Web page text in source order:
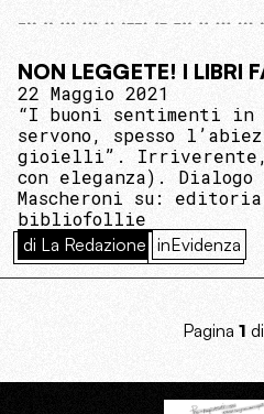
NON LEGGETE! I LIBRI
22 Maggio 2021
“I buoni sentimenti
servono, spesso
gioielli”. Irriverente,
con eleganza).
Mascheroni su:
bibliofollie
di La Redazione inEvidenza
Pagina 1